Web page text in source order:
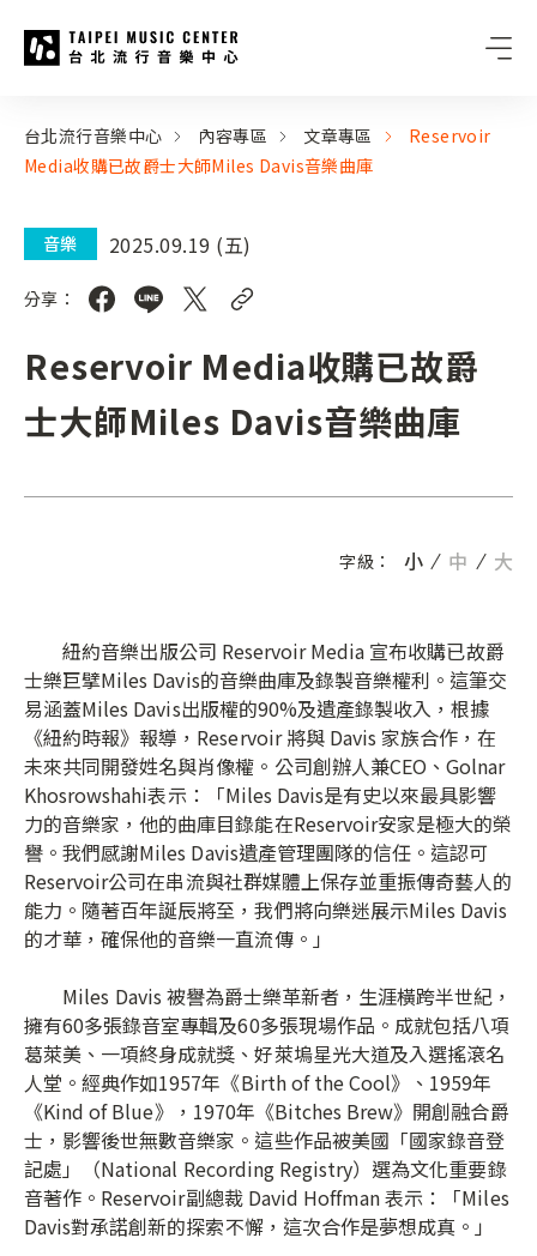
:::
台北流行音樂中心 內容專區 文章專區
Reservoir
Media收購已故爵士大師Miles Davis音樂曲庫
音樂 2025.09.19 (五)
分享：
Reservoir Media收購已故爵
士大師Miles Davis音樂曲庫
字級： 小 中 大
紐約音樂出版公司 Reservoir Media 宣布收購已故爵
士樂巨擘Miles Davis的音樂曲庫及錄製音樂權利。這筆交
易涵蓋Miles Davis出版權的90%及遺產錄製收入，根據
《紐約時報》報導，Reservoir 將與 Davis 家族合作，在
未來共同開發姓名與肖像權。公司創辦人兼CEO、Golnar
Khosrowshahi表示：「Miles Davis是有史以來最具影響
力的音樂家，他的曲庫目錄能在Reservoir安家是極大的榮
譽。我們感謝Miles Davis遺產管理團隊的信任。這認可
Reservoir公司在串流與社群媒體上保存並重振傳奇藝人的
能力。隨著百年誕辰將至，我們將向樂迷展示Miles Davis
的才華，確保他的音樂一直流傳。」
Miles Davis 被譽為爵士樂革新者，生涯橫跨半世紀，
擁有60多張錄音室專輯及60多張現場作品。成就包括八項
葛萊美、一項終身成就獎、好萊塢星光大道及入選搖滾名
人堂。經典作如1957年《Birth of the Cool》、1959年
《Kind of Blue》，1970年《Bitches Brew》開創融合爵
士，影響後世無數音樂家。這些作品被美國「國家錄音登
記處」（National Recording Registry）選為文化重要錄
音著作。Reservoir副總裁 David Hoffman 表示：「Miles
Davis對承諾創新的探索不懈，這次合作是夢想成真。」